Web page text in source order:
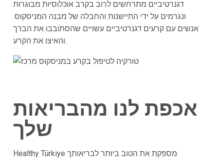
דגנרטיביים מתרחשים לרוב בקרב אוכלוסיות מבוגרות
ונגרמים על ידי התיישנות והחבלה של מבנה המניסקוס.
אנשים עם קרעים דגנרטיביים עשויים שהסתובבו את הברך
והאיצו את הקרע.
אכפת לנו מהבריאות
שלך
Healthy Türkiye מספקת את הטוב ביותר לבריאותך